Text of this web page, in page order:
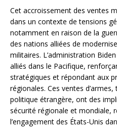
Cet accroissement des ventes
dans un contexte de tensions
notamment en raison de la
des nations alliées de
militaires. L’administration
alliés dans le Pacifique,
stratégiques et répondant aux
régionales. Ces ventes
politique étrangère, ont des
sécurité régionale et mondiale,
l’engagement des États-Unis